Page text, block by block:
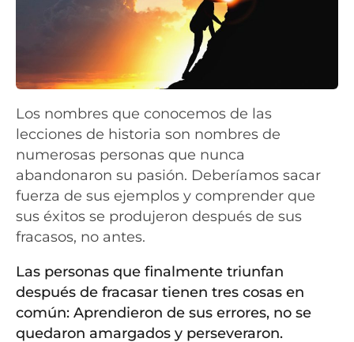
Los nombres que conocemos de las
lecciones de historia son nombres de
numerosas personas que nunca
abandonaron su pasión. Deberíamos sacar
fuerza de sus ejemplos y comprender que
sus éxitos se produjeron después de sus
fracasos, no antes.
Las personas que finalmente triunfan
después de fracasar tienen tres cosas en
común: Aprendieron de sus errores, no se
quedaron amargados y perseveraron.